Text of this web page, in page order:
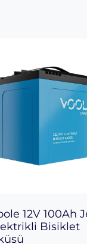
12V 100Ah
Bisiklet